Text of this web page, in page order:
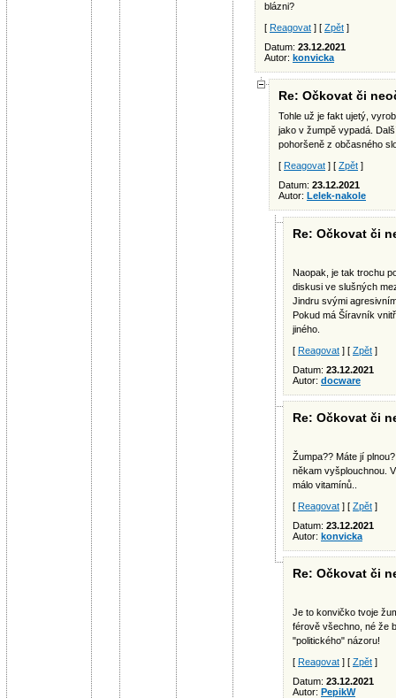
blázni?
[ Reagovat ] [ Zpět ]
Datum: 23.12.2021
Autor: konvicka
Re: Očkovat či
Tohle už je fakt ujetý,
jako v žumpě vypadá.
pohoršeně z občasného
[ Reagovat ] [ Zpět ]
Datum: 23.12.2021
Autor: Lelek-nakole
Re: Očkovat či
Naopak, je tak trochu
diskusi ve slušných
Jindru svými
Pokud má Šíravník
jiného.
[ Reagovat ] [ Zpět ]
Datum: 23.12.2021
Autor: docware
Re: Očkovat či
Žumpa?? Máte jí
někam vyšplouchnou.
málo vitamínů..
[ Reagovat ] [ Zpět ]
Datum: 23.12.2021
Autor: konvicka
Re: Očkovat či
Je to konvičko tvoje
férově všechno, né že
"politického" názoru!
[ Reagovat ] [ Zpět ]
Datum: 23.12.2021
Autor: PepikW